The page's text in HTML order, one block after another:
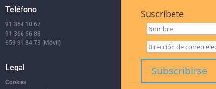
Teléfono
91 364 10 67
91 366 66 88
659 91 84 73 (Móvil)
Legal
Cookies
Suscríbete